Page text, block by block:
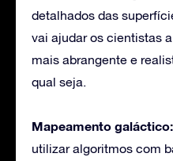
detalhados das
vai ajudar os cientistas
mais abrangente e
qual seja.
Mapeamento galáctico:
utilizar algoritmos com